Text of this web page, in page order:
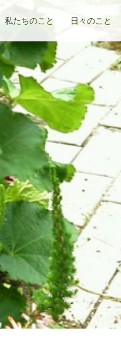
私たちのこと 日々のこと